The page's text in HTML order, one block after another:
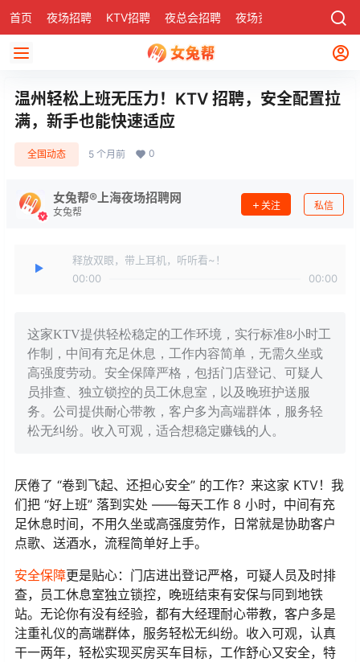
首页 夜场招聘 KTV招聘 夜总会招聘 夜场资讯 社区
温州轻松上班无压力！KTV 招聘，安全配置拉
满，新手也能快速适应
全国动态 5 个月前 0
女兔帮®上海夜场招聘网
女兔帮
关注 私信
释放双眼，带上耳机，听听看~！
00:00
00:00
这家KTV提供轻松稳定的工作环境，实行标准8小时工
作制，中间有充足休息，工作内容简单，无需久坐或
高强度劳动。安全保障严格，包括门店登记、可疑人
员排查、独立锁控的员工休息室，以及晚班护送服
务。公司提供耐心带教，客户多为高端群体，服务轻
松无纠纷。收入可观，适合想稳定赚钱的人。
厌倦了 “卷到飞起、还担心安全” 的工作？来这家 KTV！我
们把 “好上班” 落到实处 ——每天工作 8 小时，中间有充
足休息时间，不用久坐或高强度劳作，日常就是协助客户
点歌、送酒水，流程简单好上手。
安全保障更是贴心：门店进出登记严格，可疑人员及时排
查，员工休息室独立锁控，晚班结束有安保与同到地铁
站。无论你有没有经验，都有大经理耐心带教，客户多是
注重礼仪的高端群体，服务轻松无纠纷。收入可观，认真
干一两年，轻松实现买房买车目标，工作舒心又安全，特